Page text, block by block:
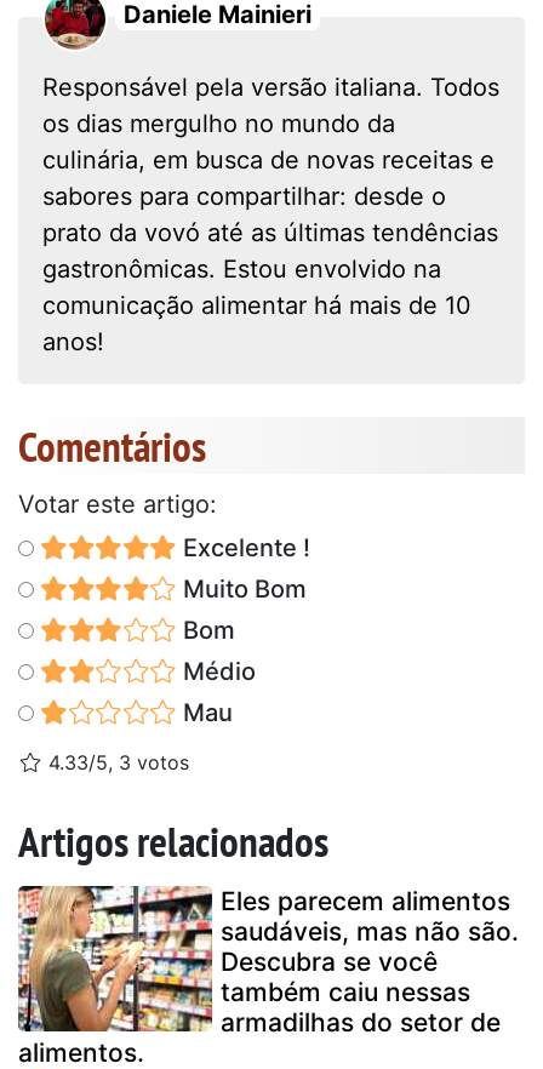
Daniele Mainieri
Responsável pela versão italiana. Todos
os dias mergulho no mundo da
culinária, em busca de novas receitas e
sabores para compartilhar: desde o
prato da vovó até as últimas tendências
gastronômicas. Estou envolvido na
comunicação alimentar há mais de 10
anos!
Comentários
Votar este artigo:
Excelente !
Muito Bom
Bom
Médio
Mau
4.33/5, 3 votos
Artigos relacionados
Eles parecem alimentos
saudáveis, mas não são.
Descubra se você
também caiu nessas
armadilhas do setor de
alimentos.